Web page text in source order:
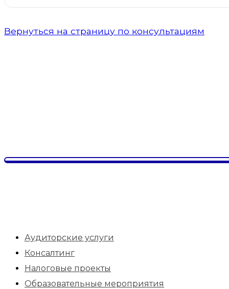
Вернуться на страницу по консультациям
Аудиторские услуги
Консалтинг
Налоговые проекты
Образовательные мероприятия